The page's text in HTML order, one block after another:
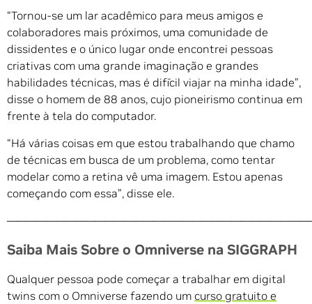
“Tornou-se um lar acadêmico para meus amigos e
colaboradores mais próximos, uma comunidade de
dissidentes e o único lugar onde encontrei pessoas
criativas com uma grande imaginação e grandes
habilidades técnicas, mas é difícil viajar na minha idade”,
disse o homem de 88 anos, cujo pioneirismo continua em
frente à tela do computador.
“Há várias coisas em que estou trabalhando que chamo
de técnicas em busca de um problema, como tentar
modelar como a retina vê uma imagem. Estou apenas
começando com essa”, disse ele.
Saiba Mais Sobre o Omniverse na SIGGRAPH
Qualquer pessoa pode começar a trabalhar em digital
twins com o Omniverse fazendo um curso gratuito e